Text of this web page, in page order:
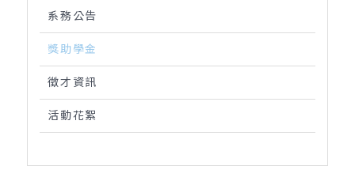
系務公告
獎助學金
徵才資訊
活動花絮